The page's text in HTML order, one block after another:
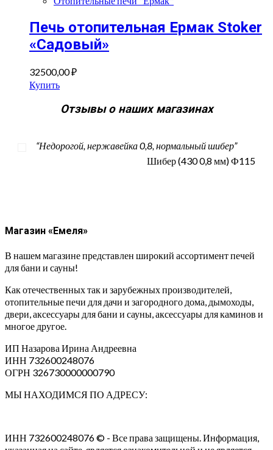
Печь отопительная Ермак Stoker
«Садовый»
32500,00₽
Купить
Отзывы о наших магазинах
“Недорогой, нержавейка 0,8, нормальный шибер”
Шибер (430 0,8 мм) Ф115
Магазин «Емеля»
В нашем магазине представлен широкий ассортимент печей
для бани и сауны!
Как отечественных так и зарубежных производителей,
отопительные печи для дачи и загородного дома, дымоходы,
двери, аксессуары для бани и сауны, аксессуары для каминов и
многое другое.
ИП Назарова Ирина Андреевна⁠
ИНН 732600248076
ОГРН 326730000000790
МЫ НАХОДИМСЯ ПО АДРЕСУ:
ИНН 732600248076 © - Все права защищены. Информация,